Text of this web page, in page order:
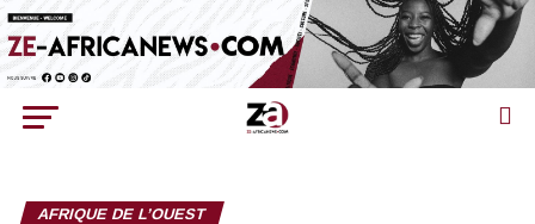
AFRIQUE DE L’OUEST